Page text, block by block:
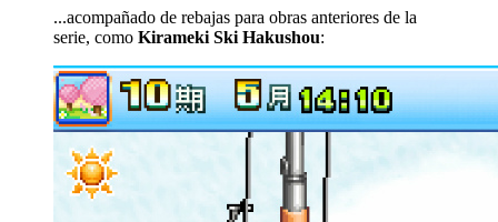
...acompañado de rebajas para obras anteriores de la
serie, como Kirameki Ski Hakushou: